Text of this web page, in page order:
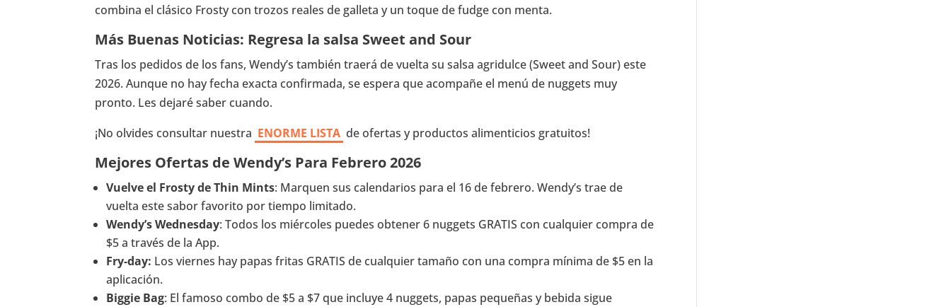
combina el clásico Frosty con trozos reales de galleta y un toque de fudge con menta.
Más Buenas Noticias: Regresa la salsa Sweet and Sour
Tras los pedidos de los fans, Wendy’s también traerá de vuelta su salsa agridulce (Sweet and Sour) este
2026. Aunque no hay fecha exacta confirmada, se espera que acompañe el menú de nuggets muy
pronto. Les dejaré saber cuando.
¡No olvides consultar nuestra ENORME LISTA de ofertas y productos alimenticios gratuitos!
Mejores Ofertas de Wendy’s Para Febrero 2026
Vuelve el Frosty de Thin Mints: Marquen sus calendarios para el 16 de febrero. Wendy’s trae de
vuelta este sabor favorito por tiempo limitado.
Wendy’s Wednesday: Todos los miércoles puedes obtener 6 nuggets GRATIS con cualquier compra de
$5 a través de la App.
Fry-day: Los viernes hay papas fritas GRATIS de cualquier tamaño con una compra mínima de $5 en la
aplicación.
Biggie Bag: El famoso combo de $5 a $7 que incluye 4 nuggets, papas pequeñas y bebida sigue